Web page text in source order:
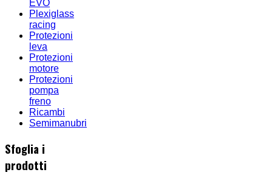
EVO
Plexiglass
racing
Protezioni
leva
Protezioni
motore
Protezioni
pompa
freno
Ricambi
Semimanubri
Sfoglia i
prodotti